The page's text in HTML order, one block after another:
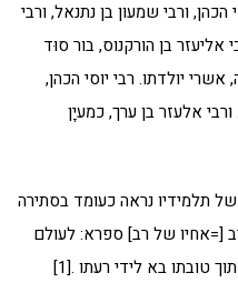
הכהן, ורבי שמעון בן נתנאל, ורבי
אליעזר בן הורקנוס, בור סוּד
יולדתו. רבי יוסי הכהן,
אלעזר בן ערך, כמעיָן
תלמידיו נראה כעומד בסתירה
[=אחיו של רב] ספרא: לעולם
טובתו בא לידי רעתו .[1]